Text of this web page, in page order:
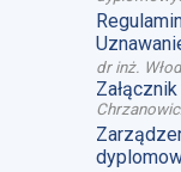
dr inż.